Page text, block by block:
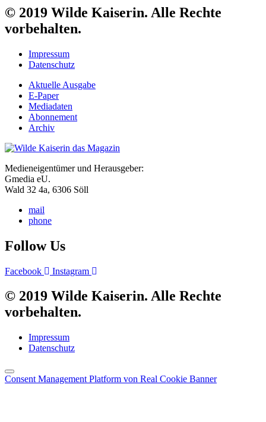
© 2019 Wilde Kaiserin. Alle Rechte
vorbehalten.
Impressum
Datenschutz
Aktuelle Ausgabe
E-Paper
Mediadaten
Abonnement
Archiv
Medieneigentümer und Herausgeber:
Gmedia eU.
Wald 32 4a, 6306 Söll
mail
phone
Follow Us
Facebook Instagram
© 2019 Wilde Kaiserin. Alle Rechte
vorbehalten.
Impressum
Datenschutz
Consent Management Platform von Real Cookie Banner